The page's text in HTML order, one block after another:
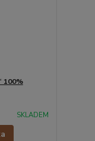
100%
SKLADEM